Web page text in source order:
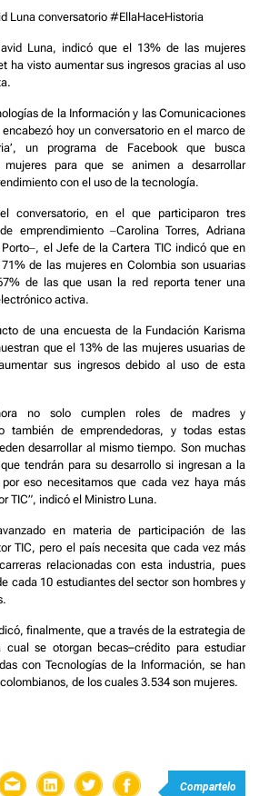
Luna conversatorio #EllaHaceHistoria
Luna, indicó que el 13% de las mujeres
ha visto aumentar sus ingresos gracias al uso
de la Información y las Comunicaciones
hoy un conversatorio en el marco de
un programa de Facebook que busca
para que se animen a desarrollar
con el uso de la tecnología.
conversatorio, en el que participaron tres
emprendimiento ‒Carolina Torres, Adriana
Porto‒, el Jefe de la Cartera TIC indicó que en
de las mujeres en Colombia son usuarias
de las que usan la red reporta tener una
activa.
de una encuesta de la Fundación Karisma
que el 13% de las mujeres usuarias de
sus ingresos debido al uso de esta
no solo cumplen roles de madres y
también de emprendedoras, y todas estas
desarrollar al mismo tiempo. Son muchas
tendrán para su desarrollo si ingresan a la
eso necesitamos que cada vez haya más
TIC”, indicó el Ministro Luna.
en materia de participación de las
TIC, pero el país necesita que cada vez más
relacionadas con esta industria, pues
cada 10 estudiantes del sector son hombres y
finalmente, que a través de la estrategia de
cual se otorgan becas–crédito para estudiar
con Tecnologías de la Información, se han
de los cuales 3.534 son mujeres.
Compartelo